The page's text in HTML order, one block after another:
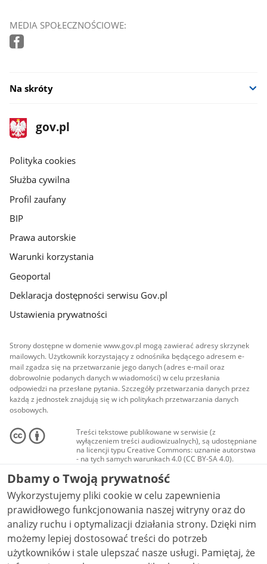
MEDIA SPOŁECZNOŚCIOWE:
Na skróty
stopka
gov.pl
Strona
gov.pl
gov.pl
Polityka cookies
Służba cywilna
Profil zaufany
BIP
Prawa autorskie
Warunki korzystania
Geoportal
Deklaracja dostępności serwisu Gov.pl
Ustawienia prywatności
Strony dostępne w domenie www.gov.pl mogą zawierać adresy skrzynek
mailowych. Użytkownik korzystający z odnośnika będącego adresem e-
mail zgadza się na przetwarzanie jego danych (adres e-mail oraz
dobrowolnie podanych danych w wiadomości) w celu przesłania
odpowiedzi na przesłane pytania. Szczegóły przetwarzania danych przez
każdą z jednostek znajdują się w ich politykach przetwarzania danych
osobowych.
Treści tekstowe publikowane w serwisie (z
wyłączeniem treści audiowizualnych), są udostępniane
na licencji typu Creative Commons: uznanie autorstwa
- na tych samych warunkach 4.0 (CC BY-SA 4.0).
Materiały audiowizualne, w tym zdjęcia, materiały
audio i wideo, są udostępniane na licencji typu
Creative Commons: uznanie autorstwa użycie
niekomercyjne - bez utworów zależnych 4.0 (CC BY-
NC-ND 4.0), o ile nie jest to stwierdzone inaczej.
Dbamy o Twoją prywatność
Wykorzystujemy pliki cookie w celu zapewnienia
prawidłowego funkcjonowania naszej witryny oraz do
analizy ruchu i optymalizacji działania strony. Dzięki nim
możemy lepiej dostosować treści do potrzeb
użytkowników i stale ulepszać nasze usługi. Pamiętaj, że